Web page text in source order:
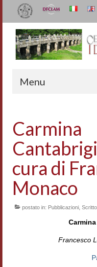
Menu
Organizzazione
Staff
I Deug-Su
Statuto
Relazioni sulle
Carmina
cura di
Monaco
postato in: Pubblicazioni
Francesco